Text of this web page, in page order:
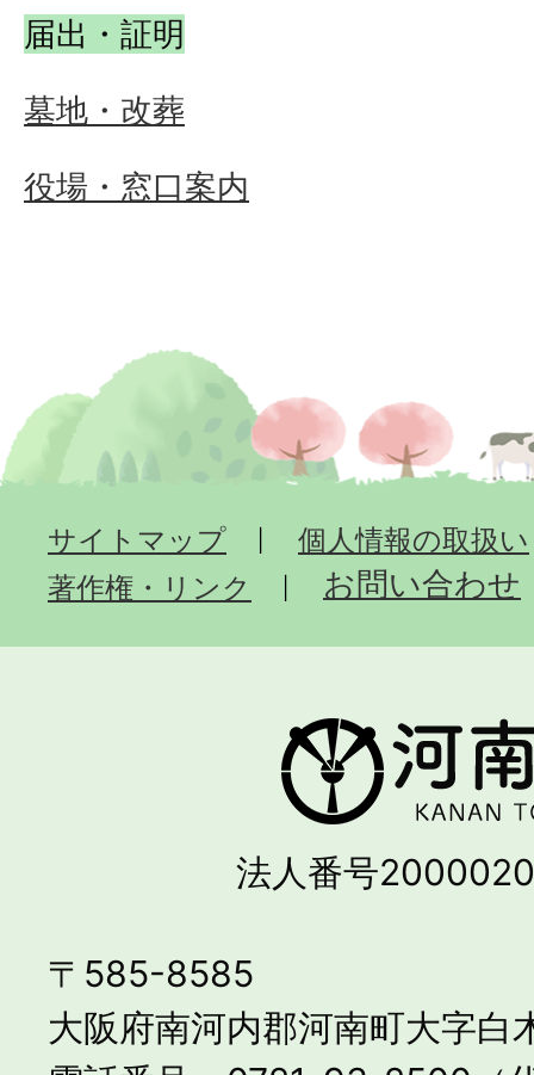
届出・証明
墓地・改葬
役場・窓口案内
サイトマップ
個人情報の取扱い
著作権・リンク
お問い合わせ
法人番号
〒585-8585
大阪府南河内郡河南町大字白